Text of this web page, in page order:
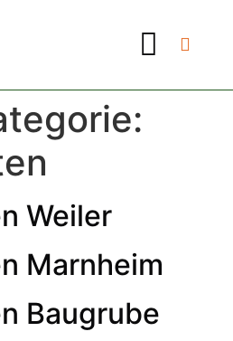
Weiler
Marnheim
Baugrube